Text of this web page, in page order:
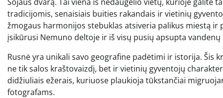
tradicijomis, senaisiais buities rakandais ir vietinių
žmogaus harmonijos stebuklas atsiveria palikus miestą ir
įsikūrusi Nemuno deltoje ir iš visų pusių apsupta vandenų
Rusnė yra unikali savo geografine padėtimi ir istorija. Šis
ne tik salos kraštovaizdį, bet ir vietinių gyventojų
didžiuliais ežerais, kuriuose plaukioja tūkstančiai
fotografams.